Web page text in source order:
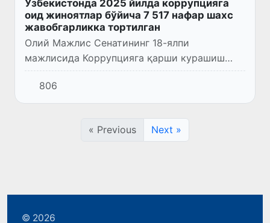
Ўзбекистонда 2025 йилда коррупцияга
оид жиноятлар бўйича 7 517 нафар шахс
жавобгарликка тортилган
Олий Мажлис Сенатининг 18-ялпи
мажлисида Коррупцияга қарши курашиш
агентлиги томонидан тақдим этилган
Ўзбекистон Республикасида Коррупцияга
қарши курашиш тўғрисидаги миллий
806
« Previous Next »
© 2026